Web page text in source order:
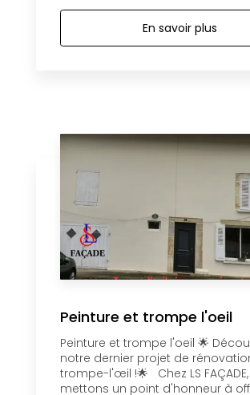
En savoir plus
Peinture et trompe l'oeil
Peinture et trompe l'oeil 🌟
notre dernier projet de
trompe-l'œil !🌟 Chez LS
mettons un point d'honneur à